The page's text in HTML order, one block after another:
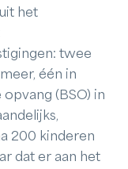
het
twee
één in
(BSO) in
200 kinderen
dat er aan het